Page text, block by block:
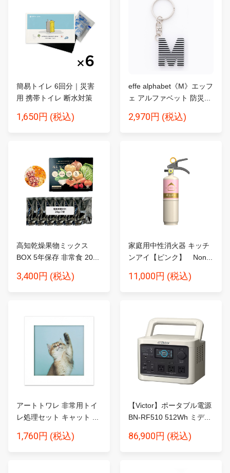
簡易トイレ 6回分｜災害
用 携帯トイレ 断水対策
1,650円 (税込)
effe alphabet《M》エッフ
ェ アルファベット 防災...
2,970円 (税込)
高知乾燥果物ミックス
BOX 5年保存 非常食 20...
3,400円 (税込)
家庭用中性消火器 キッチ
ンアイ【ピンク】 Non...
11,000円 (税込)
アートトワレ 非常用トイ
レ処理セット キャット ...
1,760円 (税込)
【Victor】ポータブル電源
BN-RF510 512Wh ミデ...
86,900円 (税込)